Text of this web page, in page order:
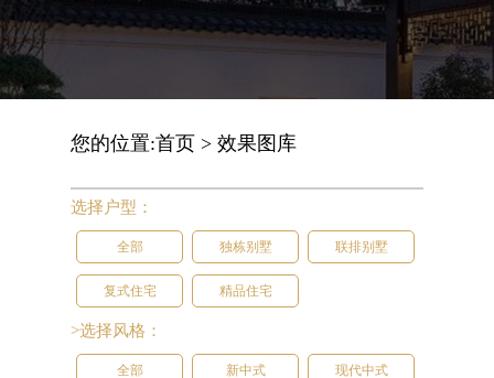
您的位置:首页 > 效果图库
选择户型：
全部 独栋别墅 联排别墅
复式住宅 精品住宅
>选择风格：
全部 新中式 现代中式